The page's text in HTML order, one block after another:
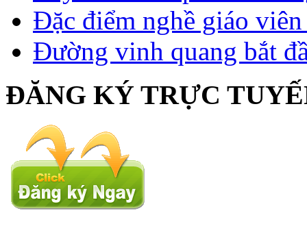
Đặc điểm nghề giáo
Đường vinh quang bắt
ĐĂNG KÝ TRỰC